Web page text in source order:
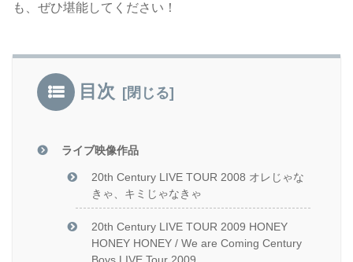
も、ぜひ堪能してください！
目次
ライブ映像作品
20th Century LIVE TOUR 2008 オレじゃな
きゃ、キミじゃなきゃ
20th Century LIVE TOUR 2009 HONEY
HONEY HONEY / We are Coming Century
Boys LIVE Tour 2009